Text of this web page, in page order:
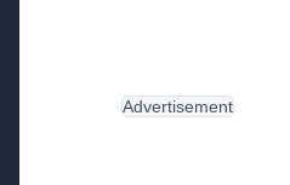
Advertisement